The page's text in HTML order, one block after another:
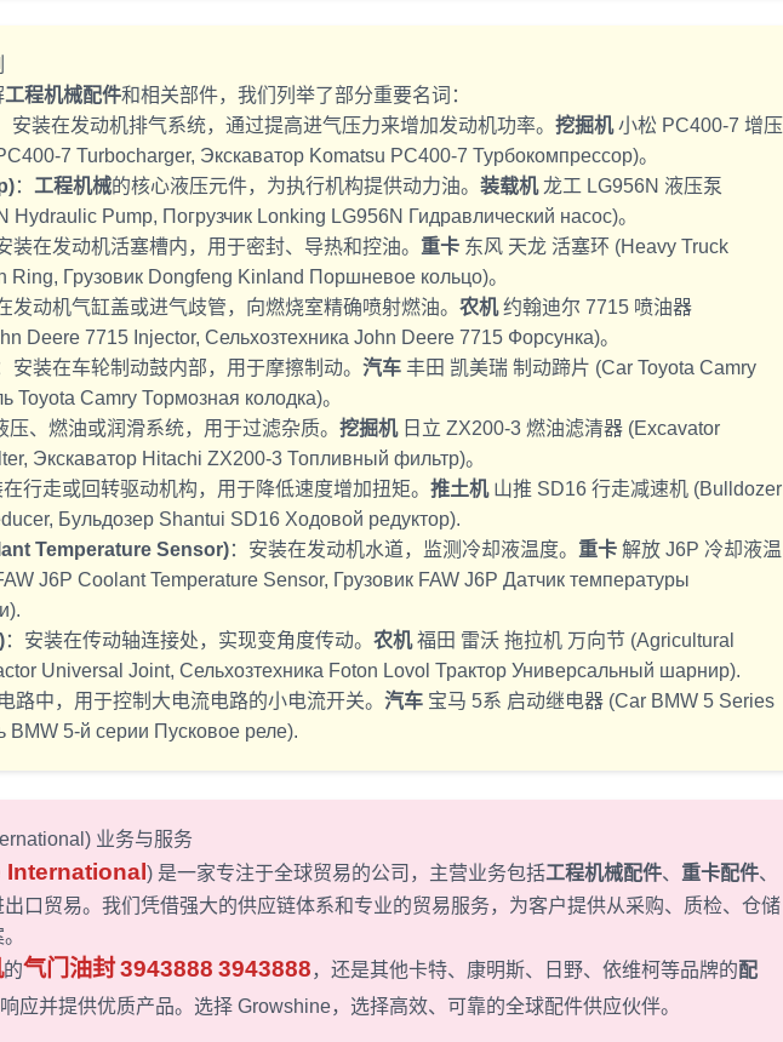
工程机械配件和相关部件，我们列举了部分重要名词：
安装在发动机排气系统，通过提高进气压力来增加发动机功率。 挖掘机小松 PC400-7 增压
7 Turbocharger, Экскаватор Komatsu PC400-7 Турбокомпрессор)。
： 工程机械的核心液压元件，为执行机构提供动力油。 装载机龙工 LG956N 液压泵
Hydraulic Pump, Погрузчик Lonking LG956N Гидравлический насос)。
装在发动机活塞槽内，用于密封、导热和控油。 重卡 东风 天龙 活塞环 (Heavy Truck
Ring, Грузовик Dongfeng Kinland Поршневое кольцо)。
发动机气缸盖或进气歧管，向燃烧室精确喷射燃油。 农机约翰迪尔 7715 喷油器
Deere 7715 Injector, Сельхозтехника John Deere 7715 Форсунка)。
安装在车轮制动鼓内部，用于摩擦制动。 汽车 丰田 凯美瑞 制动蹄片 (Car Toyota Camry
Toyota Camry Тормозная колодка)。
压、燃油或润滑系统，用于过滤杂质。 挖掘机日立 ZX200-3 燃油滤清器 (Excavator
Экскаватор Hitachi ZX200-3 Топливный фильтр)。
在行走或回转驱动机构，用于降低速度增加扭矩。 推土机山推 SD16 行走减速机 (Bulldozer
Бульдозер Shantui SD16 Ходовой редуктор).
Temperature Sensor)：安装在发动机水道，监测冷却液温度。 重卡 解放 J6P 冷却液温
J6P Coolant Temperature Sensor, Грузовик FAW J6P Датчик температуры
：安装在传动轴连接处，实现变角度传动。 农机福田 雷沃 拖拉机 万向节 (Agricultural
Universal Joint, Сельхозтехника Foton Lovol Трактор Универсальный шарнир).
路中，用于控制大电流电路的小电流开关。 汽车 宝马 5系 启动继电器 (Car BMW 5 Series
BMW 5-й серии Пусковое реле).
业务与服务
International) 是一家专注于全球贸易的公司，主营业务包括工程机械配件、 重卡配件、
出口贸易。我们凭借强大的供应链体系和专业的贸易服务，为客户提供从采购、质检、仓储
的气门油封3943888 3943888，还是其他卡特、康明斯、日野、依维柯等品牌的配
应并提供优质产品。选择 Growshine，选择高效、可靠的全球配件供应伙伴。